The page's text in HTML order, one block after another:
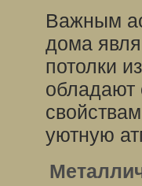
Важным
дома
потолки
обладают
уютную